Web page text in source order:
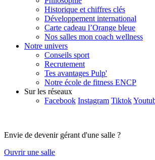
Historique et chiffres clés
Développement international
Carte cadeau l’Orange bleue
Nos salles mon coach wellness
Notre univers
Conseils sport
Recrutement
Tes avantages Pulp'
Notre école de fitness ENCP
Sur les réseaux
Facebook Instagram Tiktok
Envie de devenir gérant d'une salle ?
Ouvrir une salle